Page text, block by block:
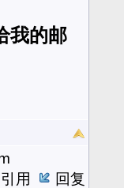
我的邮
引用
回复